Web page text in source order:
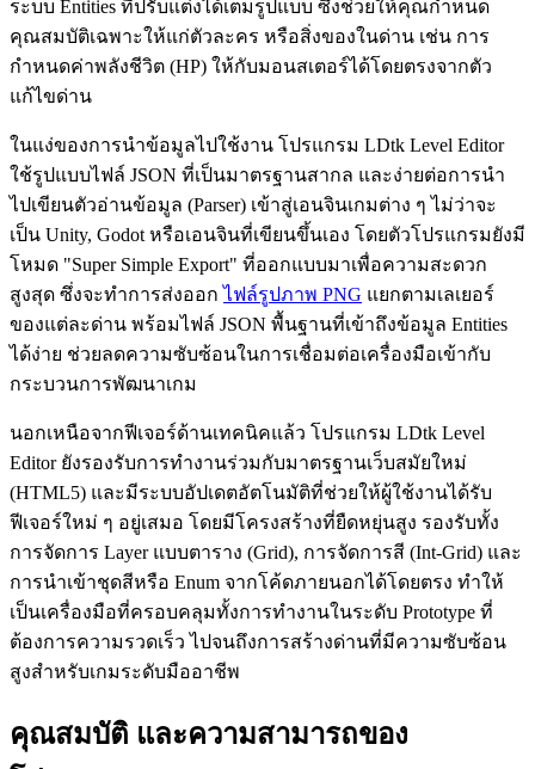
ระบบ Entities ที่ปรับแต่งได้เต็มรูปแบบ ซึ่งช่วยให้คุณกำหนด
คุณสมบัติเฉพาะให้แก่ตัวละคร หรือสิ่งของในด่าน เช่น การ
กำหนดค่าพลังชีวิต (HP) ให้กับมอนสเตอร์ได้โดยตรงจากตัว
แก้ไขด่าน
ในแง่ของการนำข้อมูลไปใช้งาน โปรแกรม LDtk Level Editor
ใช้รูปแบบไฟล์ JSON ที่เป็นมาตรฐานสากล และง่ายต่อการนำ
ไปเขียนตัวอ่านข้อมูล (Parser) เข้าสู่เอนจินเกมต่าง ๆ ไม่ว่าจะ
เป็น Unity, Godot หรือเอนจินที่เขียนขึ้นเอง โดยตัวโปรแกรมยังมี
โหมด "Super Simple Export" ที่ออกแบบมาเพื่อความสะดวก
สูงสุด ซึ่งจะทำการส่งออกไฟล์รูปภาพ PNG แยกตามเลเยอร์
ของแต่ละด่าน พร้อมไฟล์ JSON พื้นฐานที่เข้าถึงข้อมูล Entities
ได้ง่าย ช่วยลดความซับซ้อนในการเชื่อมต่อเครื่องมือเข้ากับ
กระบวนการพัฒนาเกม
นอกเหนือจากฟีเจอร์ด้านเทคนิคแล้ว โปรแกรม LDtk Level
Editor ยังรองรับการทำงานร่วมกับมาตรฐานเว็บสมัยใหม่
(HTML5) และมีระบบอัปเดตอัตโนมัติที่ช่วยให้ผู้ใช้งานได้รับ
ฟีเจอร์ใหม่ ๆ อยู่เสมอ โดยมีโครงสร้างที่ยืดหยุ่นสูง รองรับทั้ง
การจัดการ Layer แบบตาราง (Grid), การจัดการสี (Int-Grid) และ
การนำเข้าชุดสีหรือ Enum จากโค้ดภายนอกได้โดยตรง ทำให้
เป็นเครื่องมือที่ครอบคลุมทั้งการทำงานในระดับ Prototype ที่
ต้องการความรวดเร็ว ไปจนถึงการสร้างด่านที่มีความซับซ้อน
สูงสำหรับเกมระดับมืออาชีพ
คุณสมบัติ และความสามารถของ